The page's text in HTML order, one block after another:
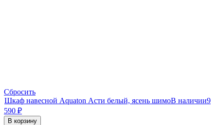
Сбросить
Шкаф навесной Aquaton Асти белый, ясень шимоВ наличии9
590 ₽
В корзину